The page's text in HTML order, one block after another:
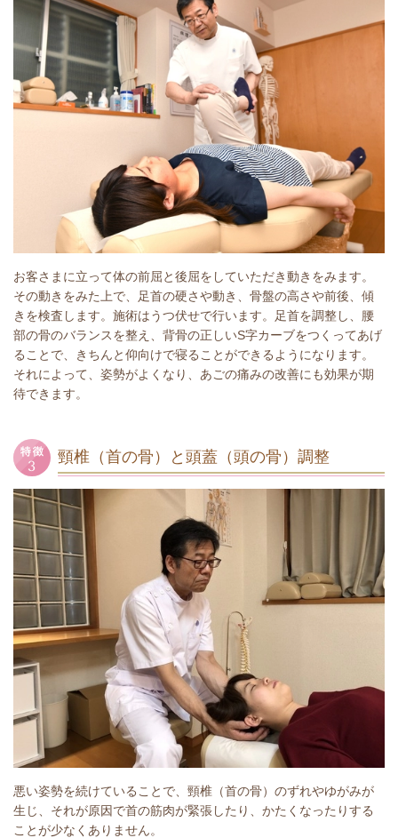
お客さまに立って体の前屈と後屈をしていただき動きをみます。
その動きをみた上で、足首の硬さや動き、骨盤の高さや前後、傾
きを検査します。施術はうつ伏せで行います。足首を調整し、腰
部の骨のバランスを整え、背骨の正しいS字カーブをつくってあげ
ることで、きちんと仰向けで寝ることができるようになります。
それによって、姿勢がよくなり、あごの痛みの改善にも効果が期
待できます。
頸椎（首の骨）と頭蓋（頭の骨）調整
悪い姿勢を続けていることで、頸椎（首の骨）のずれやゆがみが
生じ、それが原因で首の筋肉が緊張したり、かたくなったりする
ことが少なくありません。